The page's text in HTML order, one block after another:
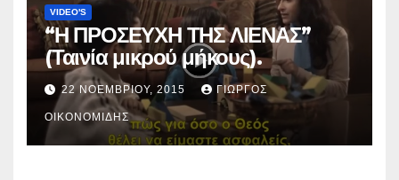
VIDEO'S
“Η ΠΡΟΣΕΥΧΗ ΤΗΣ ΛΙΕΝΑΣ”
(Ταινία μικρού μήκους).
22 ΝΟΕΜΒΡΊΟΥ, 2015 ΓΙΏΡΓΟΣ
ΟΙΚΟΝΟΜΊΔΗΣ